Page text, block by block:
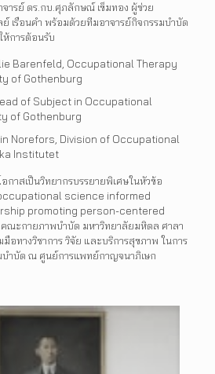
ารย์ ดร.กบ.ศุภลักษณ์ เข็มทอง ผู้ช่วย
เรือนคำ พร้อมด้วยทีมอาจารย์กิจกรรมบำบัด
การต้อนรับ
Barenfeld, Occupational Therapy
of Gothenburg
of Subject in Occupational
of Gothenburg
Norefors, Division of Occupational
Institutet
อกาสเป็นวิทยากรบรรยายพิเศษในหัวข้อ
science informed
promoting person-centered
ะกายภาพบำบัด มหาวิทยาลัยมหิดล ศาลา
อทางวิชาการ วิจัย และบริการสุขภาพ ในการ
บำบัด ณ ศูนย์การแพทย์กาญจนาภิเษก